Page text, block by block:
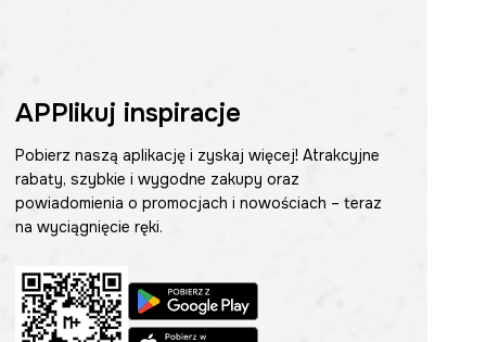
APPlikuj inspiracje
Pobierz naszą aplikację i zyskaj więcej! Atrakcyjne
rabaty, szybkie i wygodne zakupy oraz
powiadomienia o promocjach i nowościach – teraz
na wyciągnięcie ręki.